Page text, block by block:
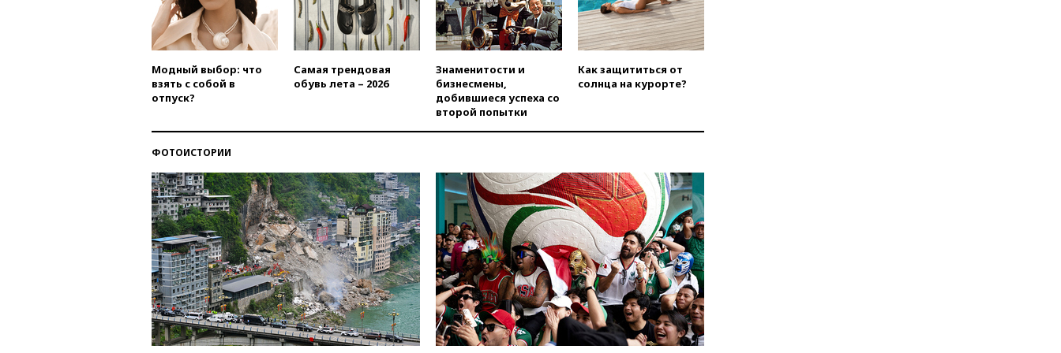
вчера, 19:45Памфилова: ЦИК
примет беспрецедентные
меры безопасности во время
выборов
вчера, 19:35 Памфилова
сообщила об омоложении
в Госдуму
прокомментировал первый
номер «Единой России» в
бюллетене
вчера, 19:15Путин обсудил с
Памфиловой подготовку к
единому дню голосования
вчера, 18:56Wildberries
отрицает перенос основной
логистики за пределы России
вчера, 18:45Крупнейший
склад маркетплейса Rozetka
Модный выбор: что
взять с собой в
отпуск?
Самая трендовая
обувь лета – 2026
Знаменитости и
бизнесмены,
добившиеся успеха со
второй попытки
Как защититься от
солнца на курорте?
ФОТОИСТОРИИ